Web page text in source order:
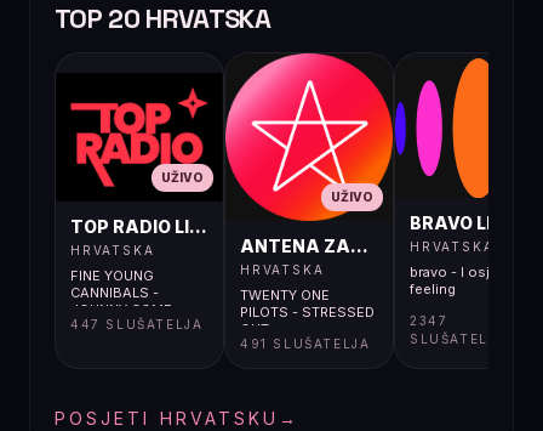
TOP 20 HRVATSKA
UŽIVO
TOP RADIO LIVE
HRVATSKA
FINE YOUNG
CANNIBALS -
JOHNNY COME
HOME
447 SLUŠATELJA
UŽIVO
ANTENA ZAGREB LIVE
HRVATSKA
TWENTY ONE
PILOTS - STRESSED
OUT
491 SLUŠATELJA
BRAVO LIVE
HRVATSKA
bravo - I osjećaj i
feeling
2347
SLUŠATELJA
POSJETI HRVATSKU →